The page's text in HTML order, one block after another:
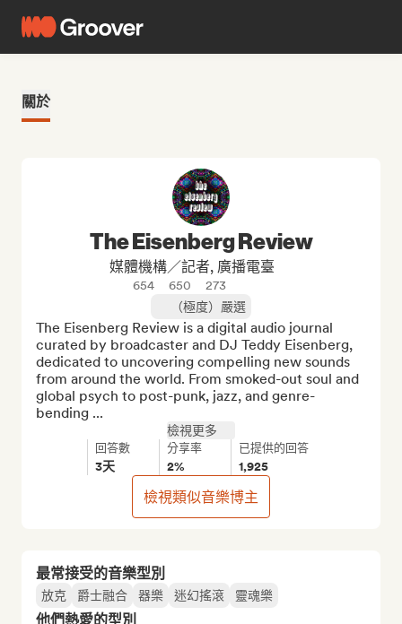
關於
最常接受的音樂型別
放克 爵士融合 器樂 迷幻搖滾 靈魂樂
他們熱愛的型別
The Eisenberg Review
媒體機構／記者, 廣播電臺
654 650
273
（極度）嚴選
The Eisenberg Review is a digital audio journal
curated by broadcaster and DJ Teddy Eisenberg,
dedicated to uncovering compelling new sounds
from around the world. From smoked-out soul and
global psych to post-punk, jazz, and genre-
bending ...
檢視更多
回答數
3天
分享率
2%
已提供的回答
1,925
檢視類似音樂博主